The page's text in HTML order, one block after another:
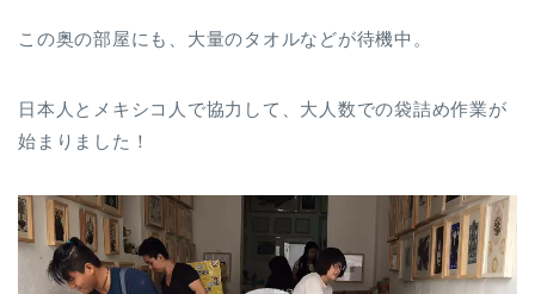
この奥の部屋にも、大量のタオルなどが待機中。
日本人とメキシコ人で協力して、大人数での袋詰め作業が
始まりました！
動
画
プ